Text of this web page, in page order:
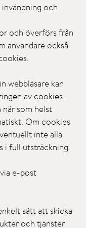
och
och överförs från
användare också
webbläsare kan
av cookies.
när som helst
Om cookies
inte alla
i full utsträckning.
e-post
sätt att skicka
och tjänster